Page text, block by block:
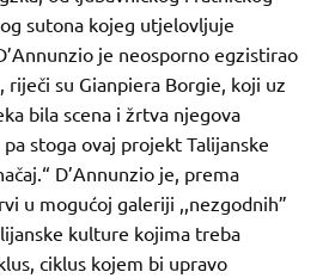
sutona kojeg utjelovljuje
je neosporno egzistirao
riječi su Gianpiera Borgie, koji uz
bila scena i žrtva njegova
stoga ovaj projekt Talijanske
D’Annunzio je, prema
u mogućoj galeriji ,,nezgodnih”
kulture kojima treba
ciklus kojem bi upravo